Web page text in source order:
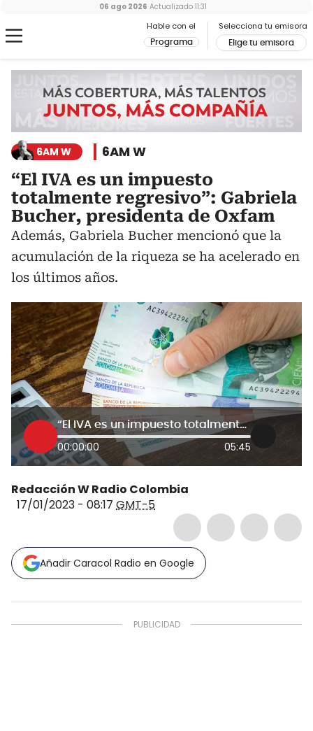
Hable con el
Programa
Selecciona tu emisora
Elige tu emisora
06 ago 2026 Actualizado 11:31
6AM W 6AM W
“El IVA es un impuesto
totalmente regresivo”: Gabriela
Bucher, presidenta de Oxfam
Además, Gabriela Bucher mencionó que la
acumulación de la riqueza se ha acelerado en
los últimos años.
“El IVA es un impuesto totalmente regresivo”: Gabriela Bucher, presidenta de Oxfam
00:00:00 05:45
Redacción W Radio Colombia
17/01/2023 - 08:17 GMT-5
Añadir Caracol Radio en Google